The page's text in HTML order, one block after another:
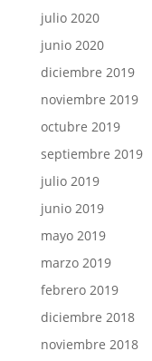
julio 2020
junio 2020
diciembre 2019
noviembre 2019
octubre 2019
septiembre 2019
julio 2019
junio 2019
mayo 2019
marzo 2019
febrero 2019
diciembre 2018
noviembre 2018